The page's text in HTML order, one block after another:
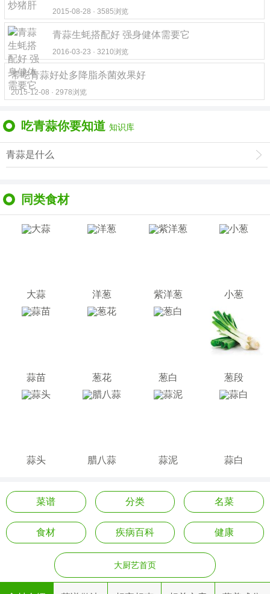
2015-08-28 · 3585浏览
青蒜生蚝搭配好 强身健体需要它
2016-03-23 · 3210浏览
常吃青蒜好处多降脂杀菌效果好
2015-12-08 · 2978浏览
吃青蒜你要知道 知识库
青蒜是什么
同类食材
大蒜 洋葱 紫洋葱 小葱
蒜苗 葱花 葱白 葱段
蒜头 腊八蒜 蒜泥 蒜白
菜谱 分类 名菜
食材 疾病百科 健康
大厨艺首页